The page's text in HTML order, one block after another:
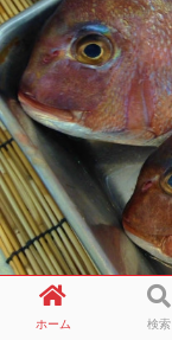
ホーム 検索